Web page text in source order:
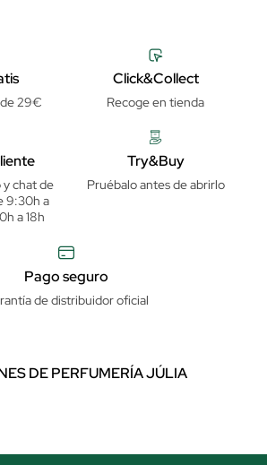
de 29€
Click&Collect
Recoge en tienda
chat de
9:30h a
a 18h
Try&Buy
Pruébalo antes de abrirlo
Pago seguro
de distribuidor oficial
DE PERFUMERÍA JÚLIA